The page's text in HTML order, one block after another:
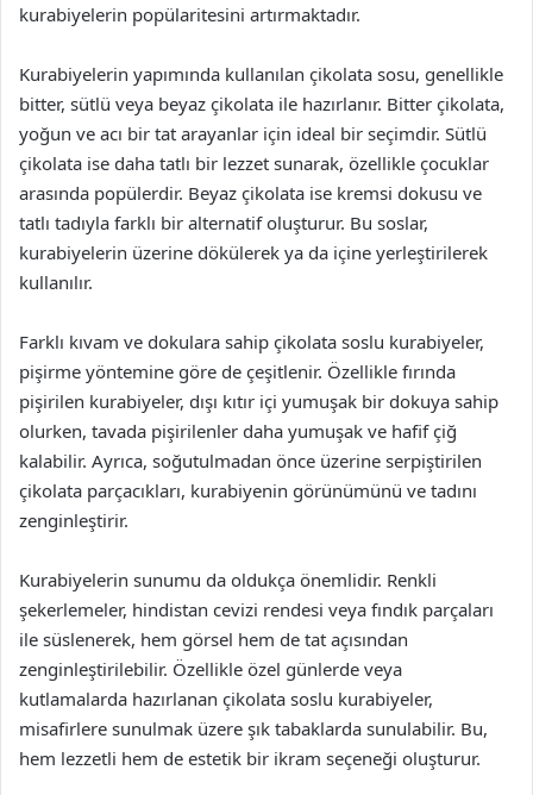
kurabiyelerin popülaritesini artırmaktadır.
Kurabiyelerin yapımında kullanılan çikolata sosu, genellikle
bitter, sütlü veya beyaz çikolata ile hazırlanır. Bitter çikolata,
yoğun ve acı bir tat arayanlar için ideal bir seçimdir. Sütlü
çikolata ise daha tatlı bir lezzet sunarak, özellikle çocuklar
arasında popülerdir. Beyaz çikolata ise kremsi dokusu ve
tatlı tadıyla farklı bir alternatif oluşturur. Bu soslar,
kurabiyelerin üzerine dökülerek ya da içine yerleştirilerek
kullanılır.
Farklı kıvam ve dokulara sahip çikolata soslu kurabiyeler,
pişirme yöntemine göre de çeşitlenir. Özellikle fırında
pişirilen kurabiyeler, dışı kıtır içi yumuşak bir dokuya sahip
olurken, tavada pişirilenler daha yumuşak ve hafif çiğ
kalabilir. Ayrıca, soğutulmadan önce üzerine serpiştirilen
çikolata parçacıkları, kurabiyenin görünümünü ve tadını
zenginleştirir.
Kurabiyelerin sunumu da oldukça önemlidir. Renkli
şekerlemeler, hindistan cevizi rendesi veya fındık parçaları
ile süslenerek, hem görsel hem de tat açısından
zenginleştirilebilir. Özellikle özel günlerde veya
kutlamalarda hazırlanan çikolata soslu kurabiyeler,
misafirlere sunulmak üzere şık tabaklarda sunulabilir. Bu,
hem lezzetli hem de estetik bir ikram seçeneği oluşturur.